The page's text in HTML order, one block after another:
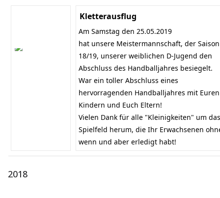
Kletterausflug
Am Samstag den 25.05.2019
hat unsere Meistermannschaft, der Saison
18/19, unserer weiblichen D-Jugend den
Abschluss des Handballjahres besiegelt.
War ein toller Abschluss eines
hervorragenden Handballjahres mit Euren
Kindern und Euch Eltern!
Vielen Dank für alle "Kleinigkeiten" um das
Spielfeld herum, die Ihr Erwachsenen
wenn und aber erledigt habt!
2018